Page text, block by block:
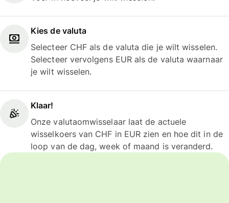
Kies de valuta
Selecteer CHF als de valuta die je wilt wisselen.
Selecteer vervolgens EUR als de valuta waarnaar
je wilt wisselen.
Klaar!
Onze valutaomwisselaar laat de actuele
wisselkoers van CHF in EUR zien en hoe dit in de
loop van de dag, week of maand is veranderd.